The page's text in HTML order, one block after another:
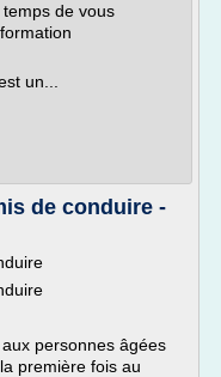
de vous
un...
de conduire -
personnes âgées
première fois au